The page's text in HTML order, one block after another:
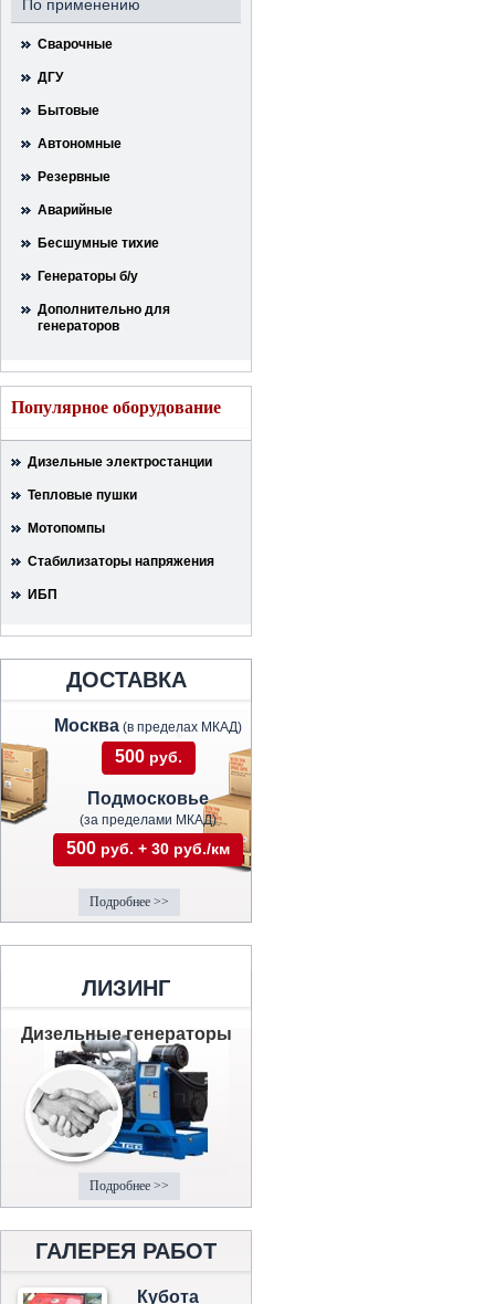
По применению
Сварочные
ДГУ
Бытовые
Автономные
Резервные
Аварийные
Бесшумные тихие
Генераторы б/у
Дополнительно для
генераторов
Популярное оборудование
Дизельные электростанции
Тепловые пушки
Мотопомпы
Стабилизаторы напряжения
ИБП
ДОСТАВКА
Москва (в пределах МКАД)
500 руб.
Подмосковье
(за пределами МКАД)
500 руб. + 30 руб./км
Подробнее >>
ЛИЗИНГ
Дизельные генераторы
Подробнее >>
ГАЛЕРЕЯ РАБОТ
Кубота